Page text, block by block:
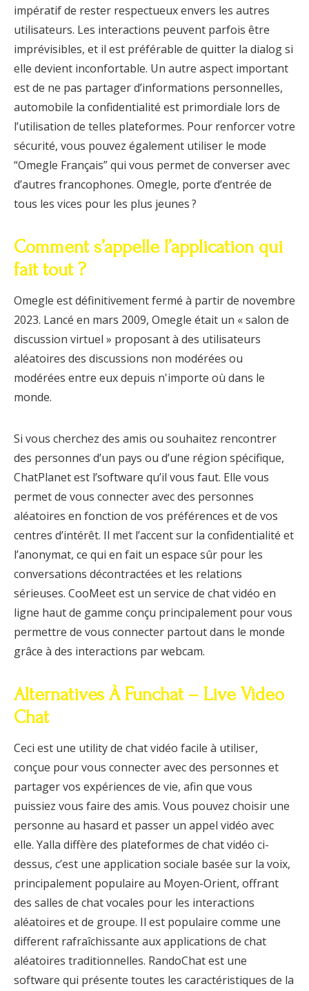
impératif de rester respectueux envers les autres
utilisateurs. Les interactions peuvent parfois être
imprévisibles, et il est préférable de quitter la dialog si
elle devient inconfortable. Un autre aspect important
est de ne pas partager d’informations personnelles,
automobile la confidentialité est primordiale lors de
l’utilisation de telles plateformes. Pour renforcer votre
sécurité, vous pouvez également utiliser le mode
“Omegle Français” qui vous permet de converser avec
d’autres francophones. Omegle, porte d’entrée de
tous les vices pour les plus jeunes ?
Comment s’appelle l’application qui
fait tout ?
Omegle est définitivement fermé à partir de novembre
2023. Lancé en mars 2009, Omegle était un « salon de
discussion virtuel » proposant à des utilisateurs
aléatoires des discussions non modérées ou
modérées entre eux depuis n'importe où dans le
monde.
Si vous cherchez des amis ou souhaitez rencontrer
des personnes d’un pays ou d’une région spécifique,
ChatPlanet est l’software qu’il vous faut. Elle vous
permet de vous connecter avec des personnes
aléatoires en fonction de vos préférences et de vos
centres d’intérêt. Il met l’accent sur la confidentialité et
l’anonymat, ce qui en fait un espace sûr pour les
conversations décontractées et les relations
sérieuses. CooMeet est un service de chat vidéo en
ligne haut de gamme conçu principalement pour vous
permettre de vous connecter partout dans le monde
grâce à des interactions par webcam.
Alternatives À Funchat – Live Video
Chat
Ceci est une utility de chat vidéo facile à utiliser,
conçue pour vous connecter avec des personnes et
partager vos expériences de vie, afin que vous
puissiez vous faire des amis. Vous pouvez choisir une
personne au hasard et passer un appel vidéo avec
elle. Yalla diffère des plateformes de chat vidéo ci-
dessus, c’est une application sociale basée sur la voix,
principalement populaire au Moyen-Orient, offrant
des salles de chat vocales pour les interactions
aléatoires et de groupe. Il est populaire comme une
different rafraîchissante aux applications de chat
aléatoires traditionnelles. RandoChat est une
software qui présente toutes les caractéristiques de la